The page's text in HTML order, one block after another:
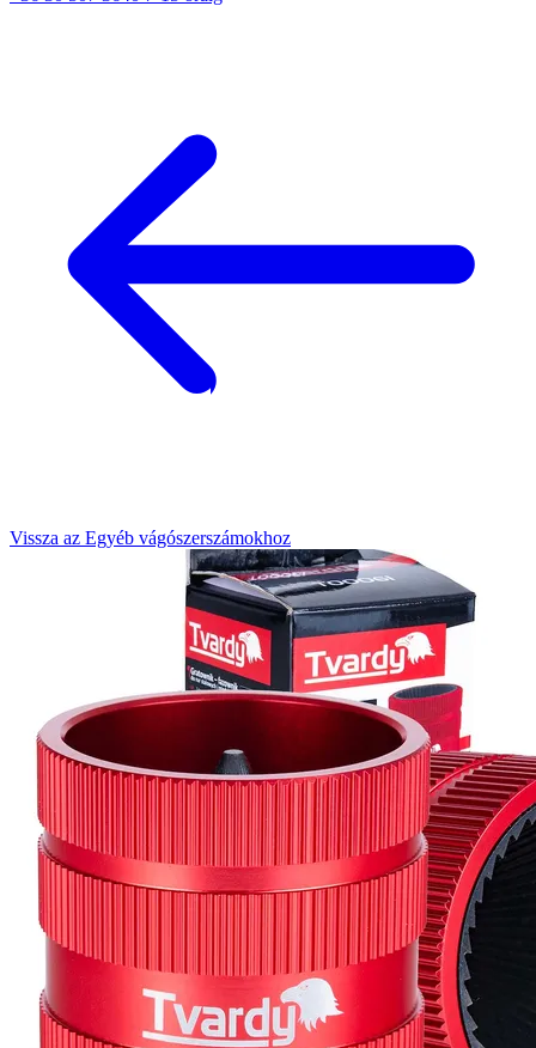
Vissza az Egyéb vágószerszámokhoz